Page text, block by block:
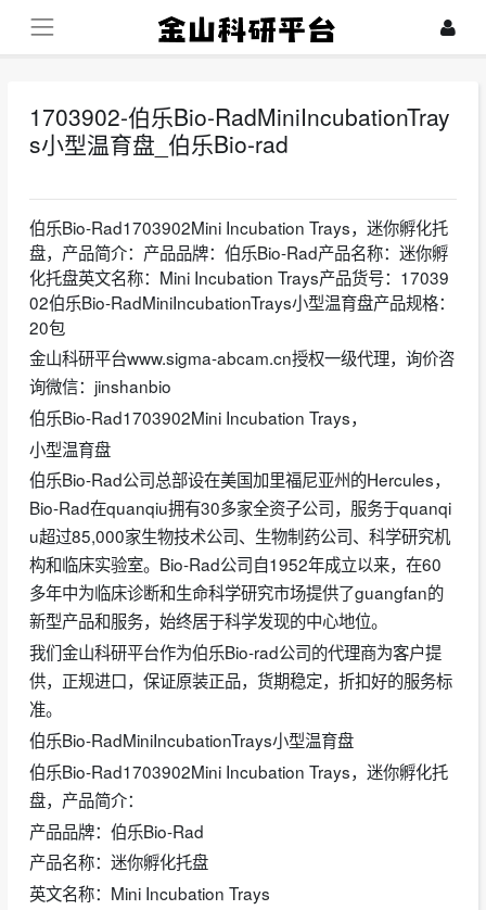
1703902-伯乐Bio-RadMiniIncubationTray
s小型温育盘_伯乐Bio-rad
伯乐Bio-Rad1703902Mini Incubation Trays，迷你孵化托
盘，产品简介：产品品牌：伯乐Bio-Rad产品名称：迷你孵
化托盘英文名称：Mini Incubation Trays产品货号：17039
02伯乐Bio-RadMiniIncubationTrays小型温育盘产品规格：
20包
金山科研平台www.sigma-abcam.cn授权一级代理，询价咨
询微信：jinshanbio
伯乐Bio-Rad1703902Mini Incubation Trays，
小型温育盘
伯乐Bio-Rad公司总部设在美国加里福尼亚州的Hercules，
Bio-Rad在quanqiu拥有30多家全资子公司，服务于quanqi
u超过85,000家生物技术公司、生物制药公司、科学研究机
构和临床实验室。Bio-Rad公司自1952年成立以来，在60
多年中为临床诊断和生命科学研究市场提供了guangfan的
新型产品和服务，始终居于科学发现的中心地位。
我们金山科研平台作为伯乐Bio-rad公司的代理商为客户提
供，正规进口，保证原装正品，货期稳定，折扣好的服务标
准。
伯乐Bio-RadMiniIncubationTrays小型温育盘
伯乐Bio-Rad1703902Mini Incubation Trays，迷你孵化托
盘，产品简介：
产品品牌：伯乐Bio-Rad
产品名称：迷你孵化托盘
英文名称：Mini Incubation Trays